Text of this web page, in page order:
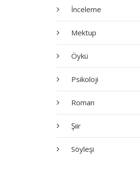
İnceleme
Mektup
Öykü
Psikoloji
Roman
Şiir
Söyleşi